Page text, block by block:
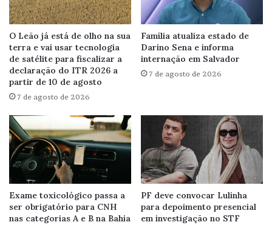
O Leão já está de olho na sua
terra e vai usar tecnologia
de satélite para fiscalizar a
declaração do ITR 2026 a
partir de 10 de agosto
7 de agosto de 2026
Família atualiza estado de
Darino Sena e informa
internação em Salvador
7 de agosto de 2026
Exame toxicológico passa a
ser obrigatório para CNH
nas categorias A e B na Bahia
PF deve convocar Lulinha
para depoimento presencial
em investigação no STF